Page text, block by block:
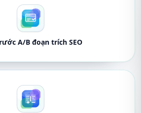
A/B đoạn trích SEO